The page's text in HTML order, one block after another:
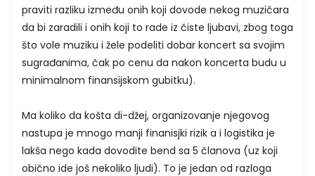
praviti razliku između onih koji dovode nekog muzičara
da bi zaradili i onih koji to rade iz čiste ljubavi, zbog toga
što vole muziku i žele podeliti dobar koncert sa svojim
sugrađanima, čak po cenu da nakon koncerta budu u
minimalnom finansijskom gubitku).
Ma koliko da košta di-džej, organizovanje njegovog
nastupa je mnogo manji finanisjki rizik a i logistika je
lakša nego kada dovodite bend sa 5 članova (uz koji
obično ide još nekoliko ljudi). To je jedan od razloga